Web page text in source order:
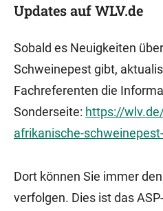
Updates auf WLV.de
Sobald es Neuigkeiten
Schweinepest gibt,
Fachreferenten die
Sonderseite: https://
afrikanische-
Dort können Sie immer
verfolgen. Dies ist das